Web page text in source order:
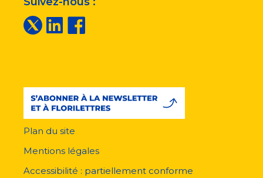
pied
page
Plan du site
Mentions légales
Accessibilité : partiellement conforme